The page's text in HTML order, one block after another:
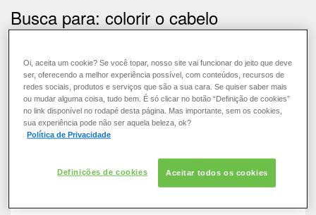
COLORAÇÃO
CABELO
SOLAR
CONSULTORIA DE PRODUTOS LOREAL PARIS
Busca para: colorir o cabelo
POSSO USAR SHAMPOO IMEDIATAMENTE APÓS
APLICAR TINTURA?
Não. Nossa recomendação é que utilize somente o
Condicionador Nutritivo, após a aplicação e enxágue da
coloração, o seu uso assegurará a eliminação perfeita d...
Oi, aceita um cookie? Se você topar, nosso site vai funcionar do jeito que deve
ser, oferecendo a melhor experiência possível, com conteúdos, recursos de
redes sociais, produtos e serviços que são a sua cara. Se quiser saber mais
ou mudar alguma coisa, tudo bem. É só clicar no botão “Definição de cookies”
no link disponível no rodapé desta página. Mas importante, sem os cookies,
sua experiência pode não ser aquela beleza, ok?
Política de Privacidade
Definições de cookies Aceitar todos os cookies